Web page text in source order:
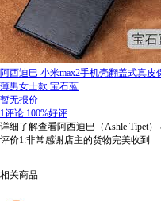
阿西迪巴 小米max2手机壳翻盖式真
薄男女士款 宝石蓝
暂无报价
1评论 100%好评
详细了解查看阿西迪巴（Ashle Tipet
评价1:非常感谢店主的货物完美收到
相关商品